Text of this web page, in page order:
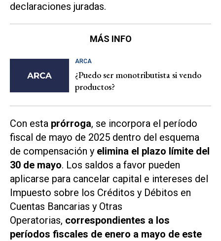
declaraciones juradas.
MÁS INFO
ARCA
¿Puedo ser monotributista si vendo
productos?
Con esta prórroga, se incorpora el período
fiscal de mayo de 2025 dentro del esquema
de compensación y elimina el plazo límite del
30 de mayo. Los saldos a favor pueden
aplicarse para cancelar capital e intereses del
Impuesto sobre los Créditos y Débitos en
Cuentas Bancarias y Otras
Operatorias, correspondientes a los
períodos fiscales de enero a mayo de este